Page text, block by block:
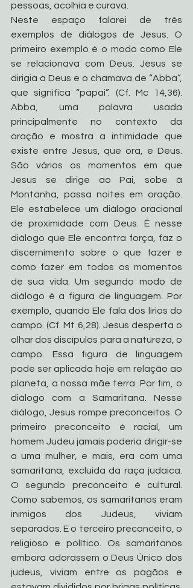
pessoas, acolhia e curava.
Neste espaço falarei de três
exemplos de diálogos de Jesus. O
primeiro exemplo é o modo como Ele
se relacionava com Deus. Jesus se
dirigia a Deus e o chamava de “Abba”,
que significa “papai”. (Cf. Mc 14,36).
Abba, uma palavra usada
principalmente no contexto da
oração e mostra a intimidade que
existe entre Jesus, que ora, e Deus.
São vários os momentos em que
Jesus se dirige ao Pai, sobe à
Montanha, passa noites em oração.
Ele estabelece um diálogo oracional
de proximidade com Deus. É nesse
diálogo que Ele encontra força, faz o
discernimento sobre o que fazer e
como fazer em todos os momentos
de sua vida. Um segundo modo de
diálogo é a figura de linguagem. Por
exemplo, quando Ele fala dos lírios do
campo. (Cf. Mt 6,28). Jesus desperta o
olhar dos discípulos para a natureza, o
campo. Essa figura de linguagem
pode ser aplicada hoje em relação ao
planeta, a nossa mãe terra. Por fim, o
diálogo com a Samaritana. Nesse
diálogo, Jesus rompe preconceitos. O
primeiro preconceito é racial, um
homem Judeu jamais poderia dirigir-se
a uma mulher, e mais, era com uma
samaritana, excluída da raça judaica.
O segundo preconceito é cultural.
Como sabemos, os samaritanos eram
inimigos dos Judeus, viviam
separados. E o terceiro preconceito, o
religioso e político. Os samaritanos
embora adorassem o Deus Único dos
judeus, viviam entre os pagãos e